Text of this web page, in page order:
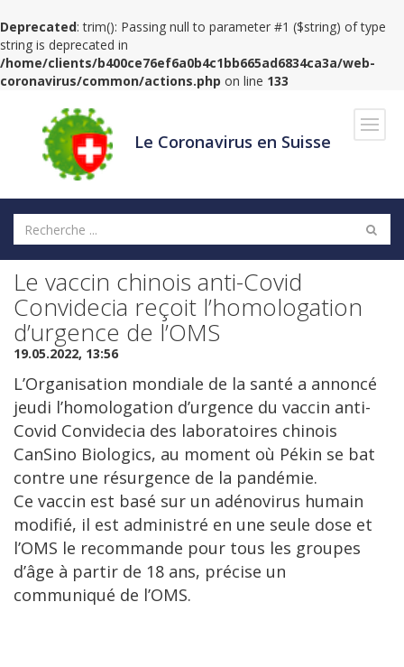
Deprecated: trim(): Passing null to parameter #1 ($string) of type
string is deprecated in
/home/clients/b400ce76ef6a0b4c1bb665ad6834ca3a/web-
coronavirus/common/actions.php on line 133
Le Coronavirus en Suisse
Le vaccin chinois anti-Covid
Convidecia reçoit l’homologation
d’urgence de l’OMS
19.05.2022, 13:56
L’Organisation mondiale de la santé a annoncé
jeudi l’homologation d’urgence du vaccin anti-
Covid Convidecia des laboratoires chinois
CanSino Biologics, au moment où Pékin se bat
contre une résurgence de la pandémie.
Ce vaccin est basé sur un adénovirus humain
modifié, il est administré en une seule dose et
l’OMS le recommande pour tous les groupes
d’âge à partir de 18 ans, précise un
communiqué de l’OMS.